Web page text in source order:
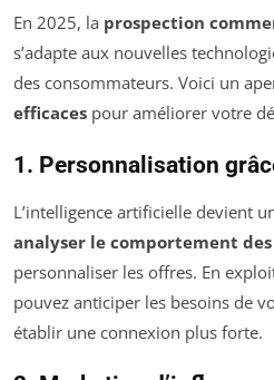
En 2025, la prospection
s’adapte aux nouvelles
des consommateurs. Voici un
efficaces pour améliorer votre
1. Personnalisation
L’intelligence artificielle devient
analyser le comportement
personnaliser les offres. En
pouvez anticiper les besoins de
établir une connexion plus forte.